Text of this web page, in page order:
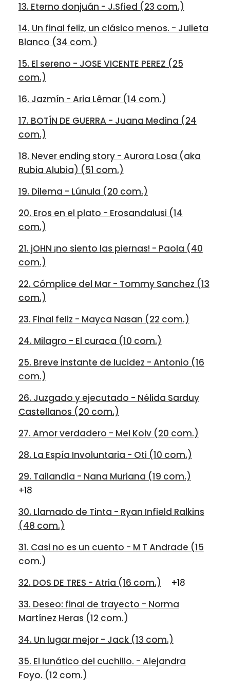
13. Eterno donjuán - J.Sfied (23 com.)
14. Un final feliz, un clásico menos. - Julieta
Blanco (34 com.)
15. El sereno - JOSE VICENTE PEREZ (25
com.)
16. Jazmín - Aria Lêmar (14 com.)
17. BOTÍN DE GUERRA - Juana Medina (24
com.)
18. Never ending story - Aurora Losa (aka
Rubia Alubia) (51 com.)
19. Dilema - Lúnula (20 com.)
20. Eros en el plato - Erosandalusi (14
com.)
21. jOHN ¡no siento las piernas! - Paola (40
com.)
22. Cómplice del Mar - Tommy Sanchez (13
com.)
23. Final feliz - Mayca Nasan (22 com.)
24. Milagro - El curaca (10 com.)
25. Breve instante de lucidez - Antonio (16
com.)
26. Juzgado y ejecutado - Nélida Sarduy
Castellanos (20 com.)
27. Amor verdadero - Mel Koiv (20 com.)
28. La Espía Involuntaria - Oti (10 com.)
29. Tailandia - Nana Muriana (19 com.)
+18
30. Llamado de Tinta - Ryan Infield Ralkins
(48 com.)
31. Casi no es un cuento - M T Andrade (15
com.)
32. DOS DE TRES - Atria (16 com.)
+18
33. Deseo: final de trayecto - Norma
Martínez Heras (12 com.)
34. Un lugar mejor - Jack (13 com.)
35. El lunático del cuchillo. - Alejandra
Foyo. (12 com.)